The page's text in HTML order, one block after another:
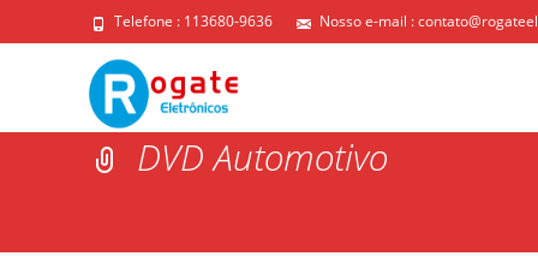
Telefone : 113680-9636 Nosso e-mail :
DVD Automotivo